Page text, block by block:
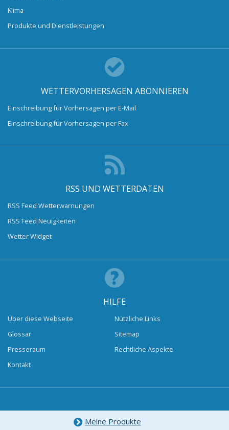
Klima
Produkte und Dienstleistungen
WETTERVORHERSAGEN ABONNIEREN
Einschreibung für Vorhersagen per E-Mail
Einschreibung für Vorhersagen per Fax
RSS UND WETTERDATEN
RSS Feed Wetterwarnungen
RSS Feed Neuigkeiten
Wetter Widget
HILFE
Über diese Webseite
Glossar
Presseraum
Kontakt
Nützliche Links
Sitemap
Rechtliche Aspekte
Meine Produkte